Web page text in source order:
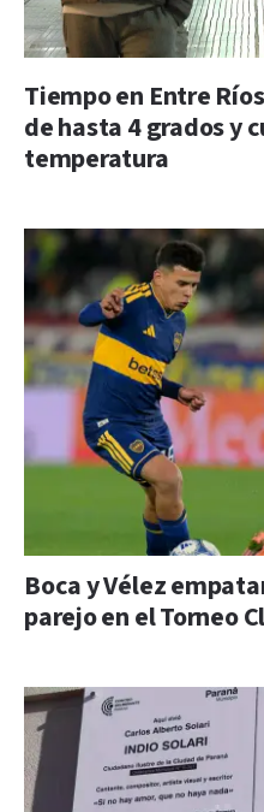
Tiempo en Entre
de hasta 4 grados y
temperatura
Boca y Vélez
parejo en el Torneo